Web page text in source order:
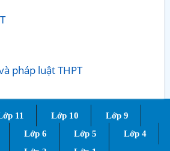
pháp luật THPT
11 Lớp 10
Lớp 9
Lớp 6 Lớp 5
Lớp 4